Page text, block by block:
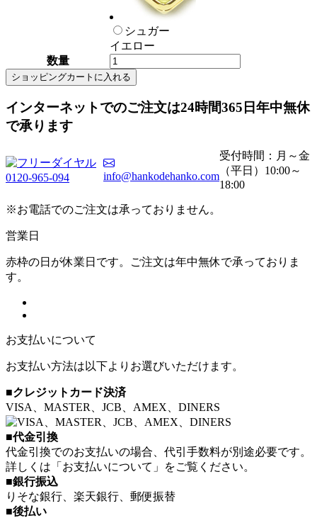
シュガー
イエロー
数量
ショッピングカートに入れる
インターネットでのご注文は24時間365日年中無休
で承ります
0120-965-094 info@hankodehanko.com
受付時間：月～金
（平日）10:00～
18:00
※お電話でのご注文は承っておりません。
営業日
赤枠の日が休業日です。ご注文は年中無休で承っておりま
す。
お支払いについて
お支払い方法は以下よりお選びいただけます。
■クレジットカード決済
VISA、MASTER、JCB、AMEX、DINERS
■代金引換
代金引換でのお支払いの場合、代引手数料が別途必要です。
詳しくは「お支払いについて」をご覧ください。
■銀行振込
りそな銀行、楽天銀行、郵便振替
■後払い